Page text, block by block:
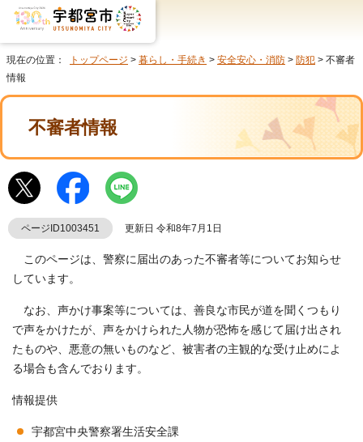
現在の位置： トップページ > 暮らし・手続き > 安全安心・消防 > 防犯 > 不審者
情報
不審者情報
ページID1003451 更新日 令和8年7月1日
このページは、警察に届出のあった不審者等についてお知らせ
しています。
なお、声かけ事案等については、善良な市民が道を聞くつもり
で声をかけたが、声をかけられた人物が恐怖を感じて届け出され
たものや、悪意の無いものなど、被害者の主観的な受け止めによ
る場合も含んでおります。
情報提供
宇都宮中央警察署生活安全課